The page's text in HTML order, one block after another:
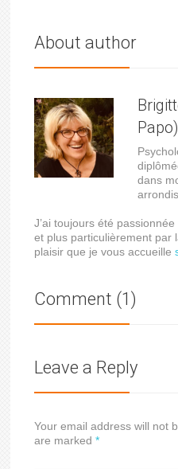
About author
Papo)
dans
J’ai toujours été
et plus particulièrement par
plaisir que je vous accueille
Comment (1)
Leave a Reply
Your email address will not
are marked*